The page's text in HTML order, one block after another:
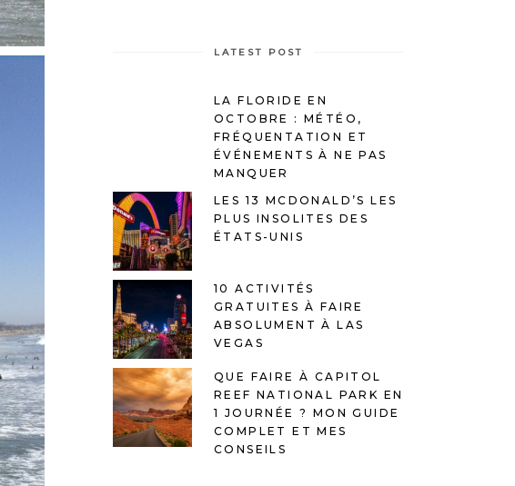
LATEST POST
LA FLORIDE EN
OCTOBRE : MÉTÉO,
FRÉQUENTATION ET
ÉVÉNEMENTS À NE PAS
MANQUER
LES 13 MCDONALD’S LES
PLUS INSOLITES DES
ÉTATS-UNIS
10 ACTIVITÉS
GRATUITES À FAIRE
ABSOLUMENT À LAS
VEGAS
QUE FAIRE À CAPITOL
REEF NATIONAL PARK EN
1 JOURNÉE ? MON GUIDE
COMPLET ET MES
CONSEILS